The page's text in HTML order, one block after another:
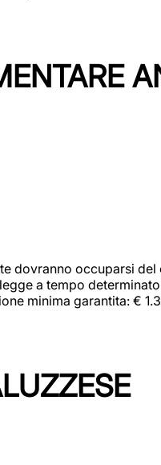
dovranno occuparsi
a tempo
minima garantita: €